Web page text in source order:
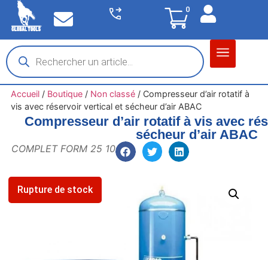
0
Accueil/ Boutique/ Non classé/ Compresseur d’air rotatif à
vis avec réservoir vertical et sécheur d’air ABAC
Rupture de stock
Compresseur d’air rotatif à vis avec
sécheur d’air ABAC
COMPLET FORM 25 10